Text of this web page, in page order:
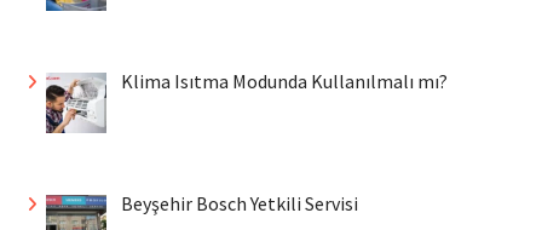
Klima Isıtma Modunda Kullanılmalı mı?
Beyşehir Bosch Yetkili Servisi